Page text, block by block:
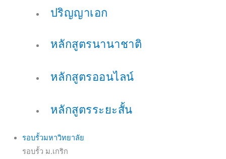
ปริญญาเอก
หลักสูตรนานาชาติ
หลักสูตรออนไลน์
หลักสูตรระยะสั้น
รอบรั้วมหาวิทยาลัย
รอบรั้ว ม.เกริก